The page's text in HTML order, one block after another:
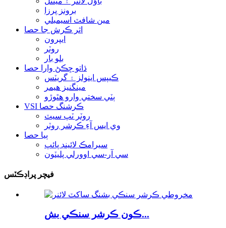
برونز پرزا
مين شافٽ اسيمبلي
اثر ڪرش جا حصا
ايپرون
روٽر
بلو بار
ڌاتو ڇڪڻ وارا حصا
ڪيپس اينولز ۽ گريٽس
مينگنيز هيمر
ٻٽي سختي وارو هٿوڙو
VSI ڪرشنگ حصا
روٽر ٽپ سيٽ
وي ايس آءِ ڪرشر روٽر
ٻيا حصا
سيرامڪ لائينڊ پائپ
سي آر-سي اوورلي پليٽون
فيچر پراڊڪٽس
ڪون ڪرشر سنڪي بش...